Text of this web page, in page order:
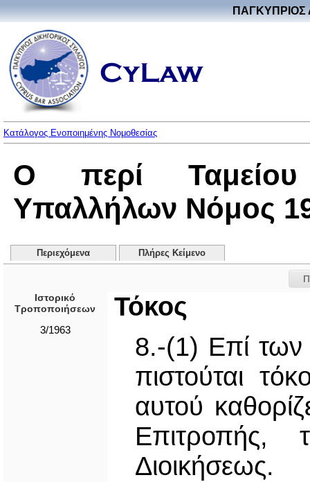
ΠΑΓΚΥΠΡΙΟΣ
Κατάλογος Ενοποιημένης Νομοθεσίας
Ο περί Ταμείου
Υπαλλήλων Νόμος
Περιεχόμενα Πλήρες Κείμενο
Ιστορικό
Τροποποιήσεων
3/1963
Τόκος
8.-(1) Επί των
πιστούται
αυτού
Επιτροπής,
Διοικήσεως.